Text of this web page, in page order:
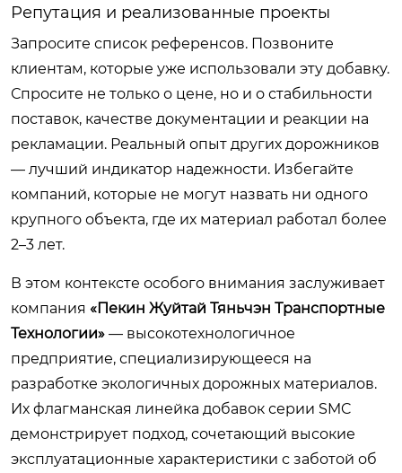
Репутация и реализованные проекты
Запросите список референсов. Позвоните
клиентам, которые уже использовали эту добавку.
Спросите не только о цене, но и о стабильности
поставок, качестве документации и реакции на
рекламации. Реальный опыт других дорожников
— лучший индикатор надежности. Избегайте
компаний, которые не могут назвать ни одного
крупного объекта, где их материал работал более
2–3 лет.
В этом контексте особого внимания заслуживает
компания «Пекин Жуйтай Тяньчэн Транспортные
Технологии» — высокотехнологичное
предприятие, специализирующееся на
разработке экологичных дорожных материалов.
Их флагманская линейка добавок серии SMC
демонстрирует подход, сочетающий высокие
эксплуатационные характеристики с заботой об